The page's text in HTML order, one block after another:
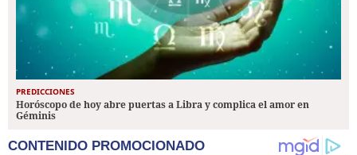
PREDICCIONES
Horóscopo de hoy abre puertas a Libra y complica el amor en
Géminis
CONTENIDO PROMOCIONADO